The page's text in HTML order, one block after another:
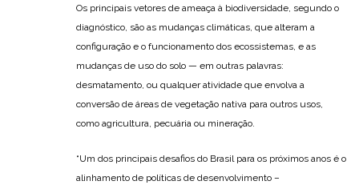
Os principais vetores de ameaça à biodiversidade, segundo o
diagnóstico, são as mudanças climáticas, que alteram a
configuração e o funcionamento dos ecossistemas, e as
mudanças de uso do solo — em outras palavras:
desmatamento, ou qualquer atividade que envolva a
conversão de áreas de vegetação nativa para outros usos,
como agricultura, pecuária ou mineração.
“Um dos principais desafios do Brasil para os próximos anos é o
alinhamento de políticas de desenvolvimento –